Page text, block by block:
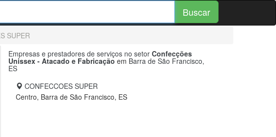
Buscar
SUPER
Empresas e prestadores de serviços no setor Confecções
Unissex - Atacado e Fabricação em Barra de São Francisco,
ES
CONFECCOES SUPER
Centro, Barra de São Francisco, ES